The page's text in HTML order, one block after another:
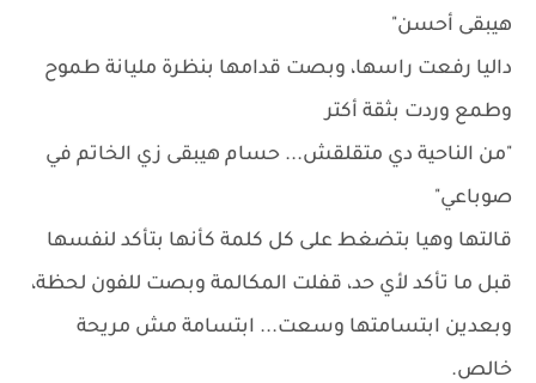
هيبقى أحسن"
داليا رفعت راسها، وبصت قدامها بنظرة مليانة طموح
وطمع وردت بثقة أكتر
"من الناحية دي متقلقش... حسام هيبقى زي الخاتم في
صوباعي"
قالتها وهيا بتضغط على كل كلمة كأنها بتأكد لنفسها
قبل ما تأكد لأي حد، قفلت المكالمة وبصت للفون لحظة،
وبعدين ابتسامتها وسعت... ابتسامة مش مريحة
خالص.